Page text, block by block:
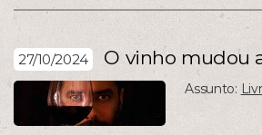
27/10/2024 O vinho mudou
Assunto: